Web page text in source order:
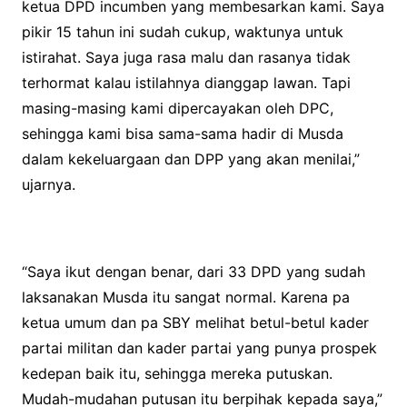
ketua DPD incumben yang membesarkan kami. Saya
pikir 15 tahun ini sudah cukup, waktunya untuk
istirahat. Saya juga rasa malu dan rasanya tidak
terhormat kalau istilahnya dianggap lawan. Tapi
masing-masing kami dipercayakan oleh DPC,
sehingga kami bisa sama-sama hadir di Musda
dalam kekeluargaan dan DPP yang akan menilai,”
ujarnya.
“Saya ikut dengan benar, dari 33 DPD yang sudah
laksanakan Musda itu sangat normal. Karena pa
ketua umum dan pa SBY melihat betul-betul kader
partai militan dan kader partai yang punya prospek
kedepan baik itu, sehingga mereka putuskan.
Mudah-mudahan putusan itu berpihak kepada saya,”